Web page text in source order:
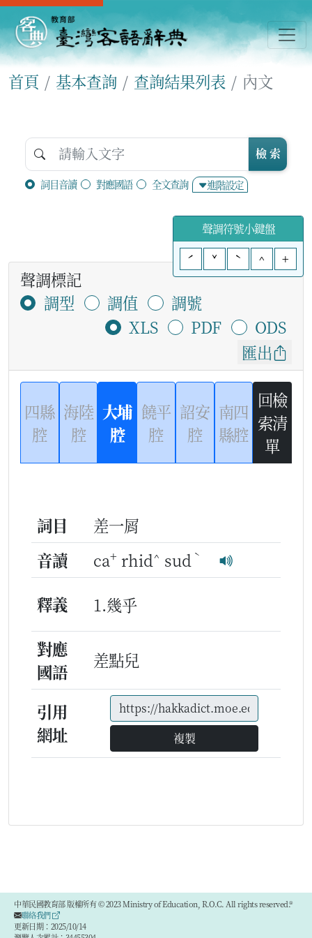
首頁 基本查詢 查詢結果列表 內文
詞目音讀 對應國語 全文查詢 進階設定
檢 索
聲調符號小鍵盤
ˊ
ˇ ˋ ^ +
聲調標記
調型
調值
調號
XLS
PDF
ODS
匯出
四縣
腔
海陸
腔
大埔
腔
饒平
腔
詔安
腔
南四
縣腔
回檢
索清
單
詞目
差一屑
音讀
ca+ rhid^ sud ˋ
釋義
1.幾乎
對應
國語
差點兒
引用
網址
複製
中華民國教育部 版權所有 © 2023 Ministry of Education, R.O.C. All rights reserved.®
聯絡我們
更新日期：2025/10/14